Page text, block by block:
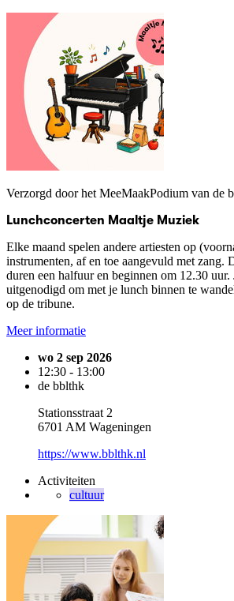
Verzorgd door het MeeMaakPodium van de
Lunchconcerten Maaltje Muziek
Elke maand spelen andere artiesten op
instrumenten, af en toe aangevuld met zang.
duren een halfuur en beginnen om 12.30 uur.
uitgenodigd om met je lunch binnen te
op de tribune.
Meer informatie
wo 2 sep 2026
12:30 - 13:00
de bblthk
Stationsstraat 2
6701 AM Wageningen
https://www.bblthk.nl
Activiteiten
cultuur